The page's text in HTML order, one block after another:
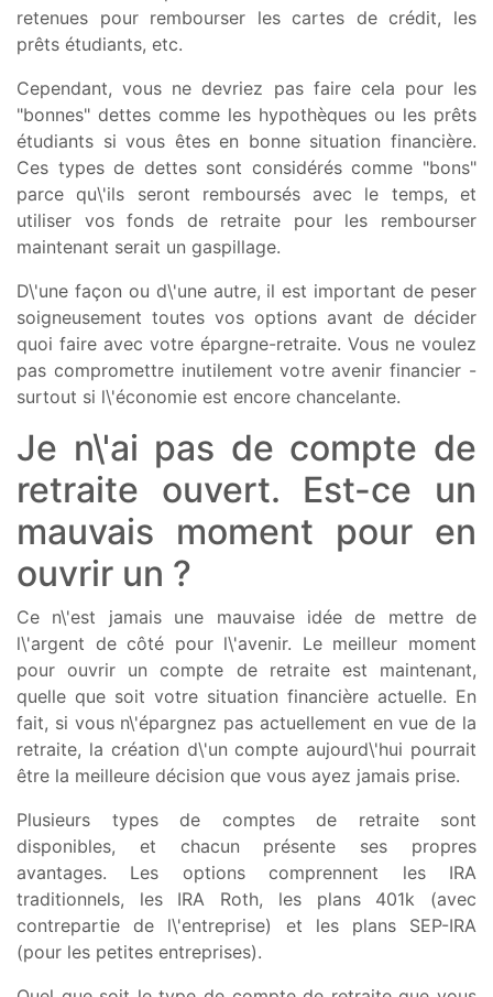
retenues pour rembourser les cartes de crédit, les
prêts étudiants, etc.
Cependant, vous ne devriez pas faire cela pour les
"bonnes" dettes comme les hypothèques ou les prêts
étudiants si vous êtes en bonne situation financière.
Ces types de dettes sont considérés comme "bons"
parce qu\'ils seront remboursés avec le temps, et
utiliser vos fonds de retraite pour les rembourser
maintenant serait un gaspillage.
D\'une façon ou d\'une autre, il est important de peser
soigneusement toutes vos options avant de décider
quoi faire avec votre épargne-retraite. Vous ne voulez
pas compromettre inutilement votre avenir financier -
surtout si l\'économie est encore chancelante.
Je n\'ai pas de compte de
retraite ouvert. Est-ce un
mauvais moment pour en
ouvrir un ?
Ce n\'est jamais une mauvaise idée de mettre de
l\'argent de côté pour l\'avenir. Le meilleur moment
pour ouvrir un compte de retraite est maintenant,
quelle que soit votre situation financière actuelle. En
fait, si vous n\'épargnez pas actuellement en vue de la
retraite, la création d\'un compte aujourd\'hui pourrait
être la meilleure décision que vous ayez jamais prise.
Plusieurs types de comptes de retraite sont
disponibles, et chacun présente ses propres
avantages. Les options comprennent les IRA
traditionnels, les IRA Roth, les plans 401k (avec
contrepartie de l\'entreprise) et les plans SEP-IRA
(pour les petites entreprises).